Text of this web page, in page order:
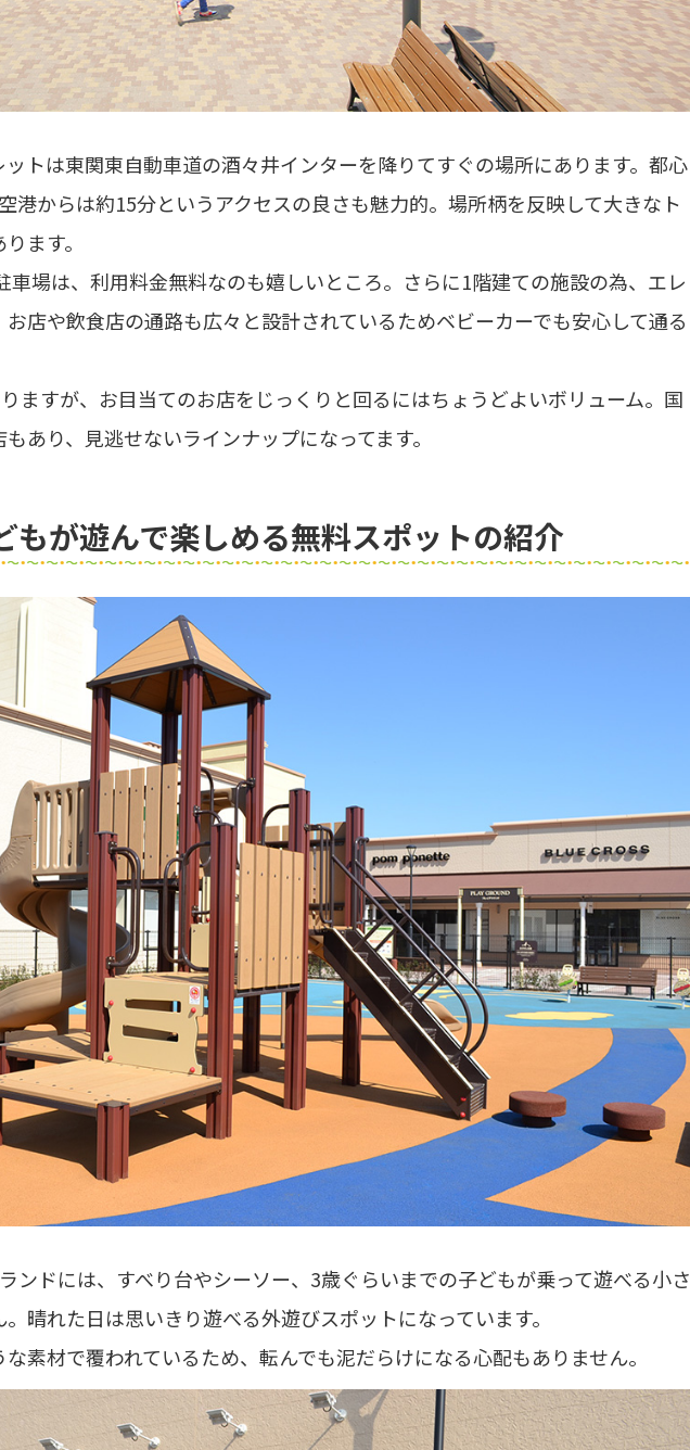
トは東関東自動車道の酒々井インターを降りてすぐの場所にあります。都心
港からは約15分というアクセスの良さも魅力的。場所柄を反映して大きなト
ます。
車場は、利用料金無料なのも嬉しいところ。さらに1階建ての施設の為、エレ
店や飲食店の通路も広々と設計されているためベビーカーでも安心して通る
ますが、お目当てのお店をじっくりと回るにはちょうどよいボリューム。国
あり、見逃せないラインナップになってます。
もが遊んで楽しめる無料スポットの紹介
ンドには、すべり台やシーソー、3歳ぐらいまでの子どもが乗って遊べる小さ
晴れた日は思いきり遊べる外遊びスポットになっています。
素材で覆われているため、転んでも泥だらけになる心配もありません。